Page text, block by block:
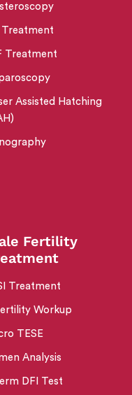
Treatment
Treatment
Assisted Hatching
Fertility
Treatment
Workup
TESE
Analysis
DFI Test